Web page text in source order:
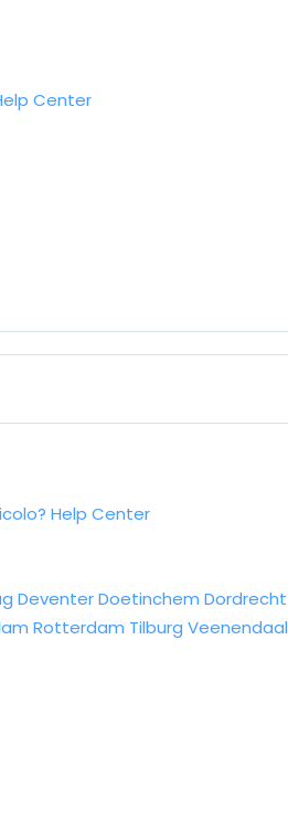
Center
Help Center
DeventerDoetinchem Dordrecht
Rotterdam Tilburg Veenendaal